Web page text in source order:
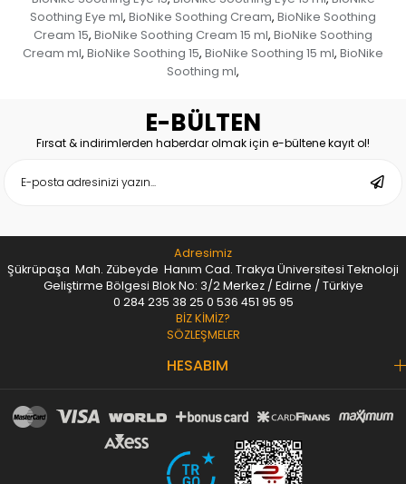
Soothing Eye ml, BioNike Soothing Cream, BioNike Soothing
Cream 15, BioNike Soothing Cream 15 ml, BioNike Soothing
Cream ml, BioNike Soothing 15, BioNike Soothing 15 ml, BioNike
Soothing ml,
E-BÜLTEN
Fırsat & indirimlerden haberdar olmak için e-bültene kayıt ol!
Adresimiz
Şükrüpaşa Mah. Zübeyde Hanım Cad. Trakya Üniversitesi Teknoloji
Geliştirme Bölgesi Blok No: 3/2 Merkez / Edirne / Türkiye
0 284 235 38 25 0 536 451 95 95
BİZ KİMİZ?
SÖZLEŞMELER
HESABIM